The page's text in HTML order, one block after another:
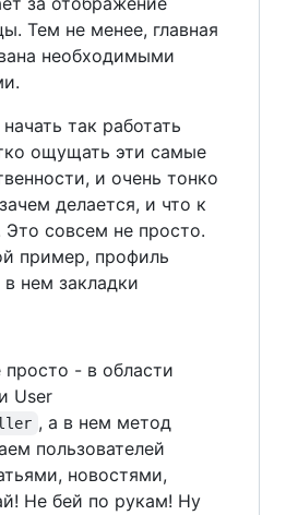
Тем не менее, главная
необходимыми
так работать
ощущать эти самые
и очень тонко
делается, и что к
Это совсем не просто.
пример, профиль
нем закладки
просто - в области
User
, а в нем метод
пользователей
новостями,
Не бей по рукам! Ну